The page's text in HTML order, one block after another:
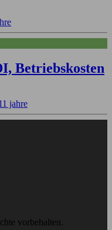
Betriebskosten
jahre
vorbehalten.